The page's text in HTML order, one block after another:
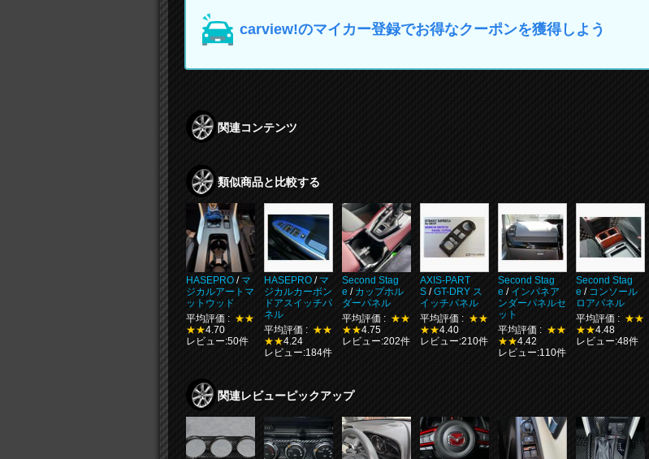
carview!のマイカー登録でお得なクーポンを獲得しよう
関連コンテンツ
類似商品と比較する
HASEPRO / マ
ジカルアートマ
ットウッド
平均評価 : ★★
★★4.70
レビュー:50件
HASEPRO / マ
ジカルカーボン
ドアスイッチパ
ネル
平均評価 : ★★
★★4.24
レビュー:184件
Second Stag
e / カップホル
ダーパネル
平均評価 : ★★
★★4.75
レビュー:202件
AXIS-PART
S /GT-DRY ス
イッチパネル
平均評価 : ★★
★★4.40
レビュー:210件
Second Stag
e / インパネア
ンダーパネルセ
ット
平均評価 : ★★
★★4.42
レビュー:110件
Second Stag
e / コンソール
ロアパネル
平均評価 : ★★
★★4.48
レビュー:48件
関連レビューピックアップ